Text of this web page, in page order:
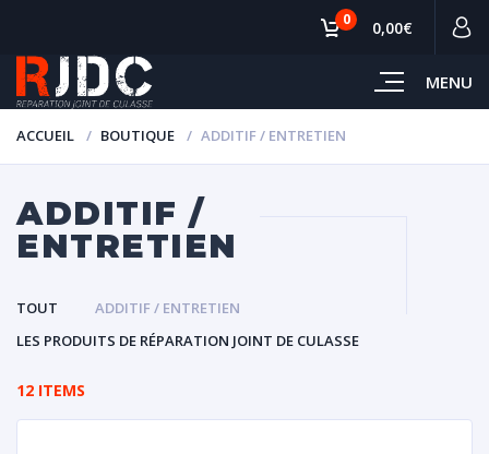
MENU
0 0,00€
ACCUEIL BOUTIQUE ADDITIF / ENTRETIEN
ADDITIF /
ENTRETIEN
TOUT
ADDITIF / ENTRETIEN
LES PRODUITS DE RÉPARATION JOINT DE CULASSE
12 ITEMS